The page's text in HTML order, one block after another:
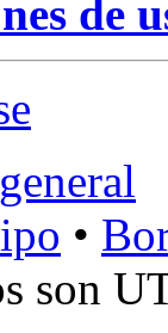
de
•
son